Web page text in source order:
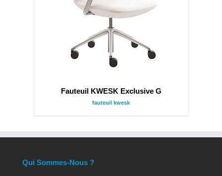
Fauteuil KWESK Exclusive G
fauteuil kwesk
Qui Sommes-Nous ?